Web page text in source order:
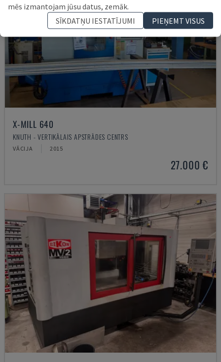
X-MILL 640
KNUTH - VERTIKĀLAIS APSTRĀDES CENTRS
VĀCIJA 2015
27.000 €
mēs izmantojam jūsu datus, zemāk.
SĪKDATŅU IESTATĪJUMI
PIEŅEMT VISUS